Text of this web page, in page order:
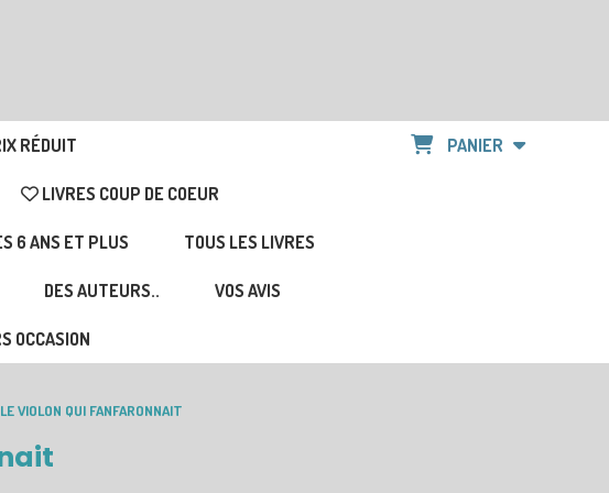
RÉDUIT
LIVRES COUP DE COEUR
6 ANS ET PLUS TOUS LES LIVRES
DES AUTEURS.. VOS AVIS
OCCASION
PANIER
LE VIOLON QUI FANFARONNAIT